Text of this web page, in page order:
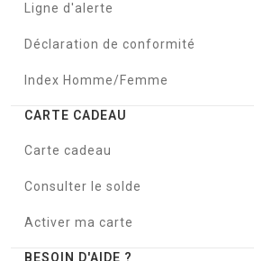
Ligne d'alerte
Déclaration de conformité
Index Homme/Femme
CARTE CADEAU
Carte cadeau
Consulter le solde
Activer ma carte
BESOIN D'AIDE ?